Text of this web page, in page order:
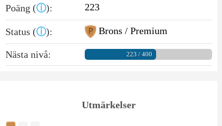
Poäng (ⓘ): 223
Status (ⓘ): Brons / Premium
Nästa nivå: 223 / 400
Utmärkelser